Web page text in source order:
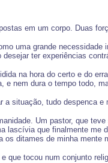
em um corpo. Duas
uma grande
ter experiências
na hora do certo e do
e nem dura o tempo todo,
a situação, tudo despenca
Um pastor, que
lascívia que finalmente
ditames de minha mente
que tocou num conjunto